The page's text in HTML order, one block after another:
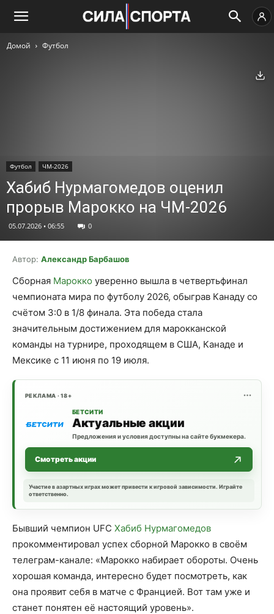
Домой Футбол
Футбол ЧМ-2026
Хабиб Нурмагомедов оценил
прорыв Марокко на ЧМ-2026
05.07.2026 • 06:55 0
Автор: Александр Барбашов
Сборная Марокко уверенно вышла в четвертьфинал
чемпионата мира по футболу 2026, обыграв Канаду со
счётом 3:0 в 1/8 финала. Эта победа стала
значительным достижением для марокканской
команды на турнире, проходящем в США, Канаде и
Мексике с 11 июня по 19 июля.
РЕКЛАМА · 18+
БЕТСИТИ
Актуальные акции
Предложения и условия доступны на сайте букмекера.
Смотреть акции
Участие в азартных играх может привести к игровой зависимости. Играйте
ответственно.
Бывший чемпион UFC Хабиб Нурмагомедов
прокомментировал успех сборной Марокко в своём
телеграм-канале: «Марокко набирает обороты. Очень
хорошая команда, интересно будет посмотреть, как
она проявит себя в матче с Францией. Вот там уже и
станет понятен её настоящий уровень».